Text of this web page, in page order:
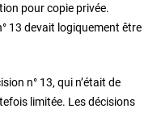
pour copie privée.
13 devait logiquement être
n° 13, qui n’était de
limitée. Les décisions